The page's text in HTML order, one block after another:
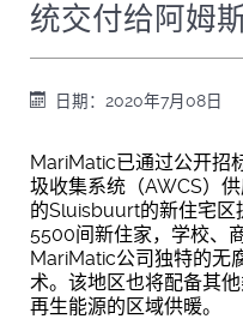
统交付给阿姆
日期：2020年7月08日
MariMatic已通过公开招
圾收集系统（AWCS）
的Sluisbuurt的新住宅区
5500间新住家，学校、
MariMatic公司独特的无
术。该地区也将配备其
再生能源的区域供暖。